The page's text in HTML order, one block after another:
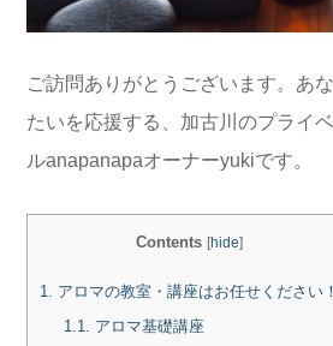
ご訪問ありがとうございます。あ
たいを応援する、加古川のプライ
ルanapanapaオーナーyukiです。
Contents [hide]
1.
アロマの教室・講座はお任せください！
1.1.
アロマ基礎講座